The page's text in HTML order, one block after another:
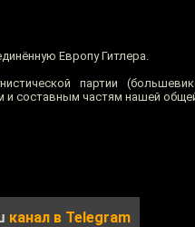
Европу Гитлера.
партии
составным частям нашей
канал в Telegram